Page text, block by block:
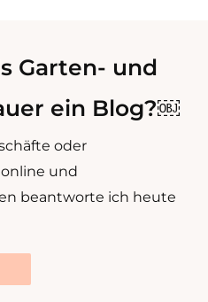
Garten- und
ein Blog?￼
oder
und
beantworte ich heute